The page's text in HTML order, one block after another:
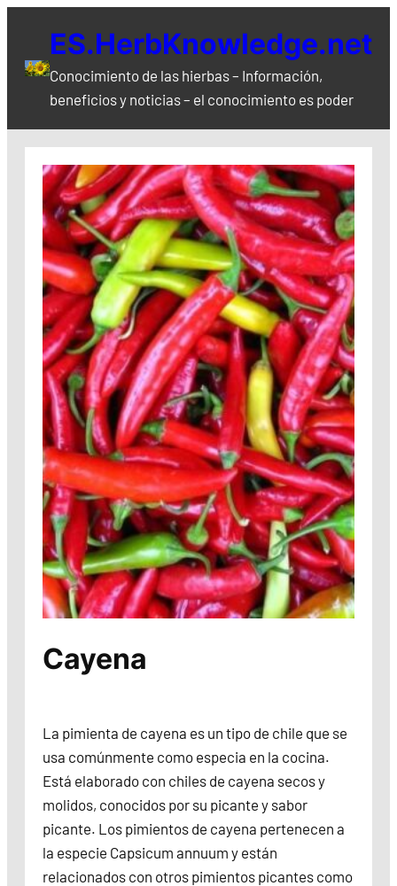
contenido
ES.HerbKnowledge.net
Conocimiento de las hierbas – Información,
beneficios y noticias – el conocimiento es poder
Cayena
La pimienta de cayena es un tipo de chile que se
usa comúnmente como especia en la cocina.
Está elaborado con chiles de cayena secos y
molidos, conocidos por su picante y sabor
picante. Los pimientos de cayena pertenecen a
la especie Capsicum annuum y están
relacionados con otros pimientos picantes como